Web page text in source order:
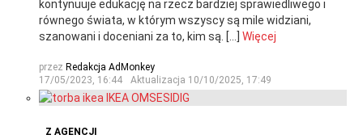
kontynuuje edukację na rzecz bardziej sprawiedliwego i
równego świata, w którym wszyscy są mile widziani,
szanowani i doceniani za to, kim są. […] Więcej
przez Redakcja AdMonkey
17/05/2023, 16:44
Aktualizacja 10/10/2025, 17:49
Z AGENCJI